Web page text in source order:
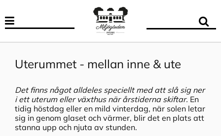
Uterummet - mellan inne & ute
Det finns något alldeles speciellt med att slå sig ner
i ett uterum eller växthus när årstiderna skiftar. En
tidig höstdag eller en mild vinterdag, när solen letar
sig in genom glaset och värmer, blir det en plats att
stanna upp och njuta av stunden.